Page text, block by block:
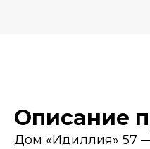
Описание
Дом «Идиллия» 57